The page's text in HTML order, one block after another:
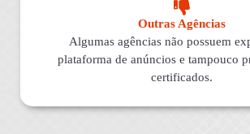
Outras Agências
Algumas agências não possuem
plataforma de anúncios e tampouco
certificados.